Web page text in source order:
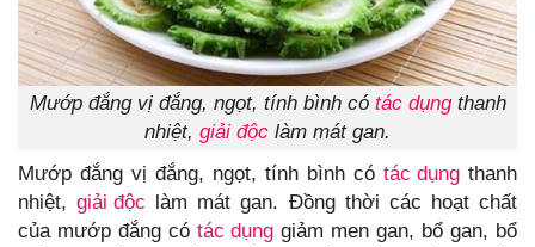
Mướp đắng vị đắng, ngọt, tính bình có tác dụngthanh
nhiệt, giải độc làm mát gan.
Mướp đắng vị đắng, ngọt, tính bình có tác dụng thanh
nhiệt,giải độc làm mát gan. Đồng thời các hoạt chất
của mướp đắng có tác dụng giảm men gan, bổ gan, bổ